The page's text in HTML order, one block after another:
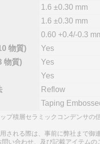
1.6 ±0.30 mm
1.6 ±0.30 mm
0.60 +0.4/-0.3
物質)
Yes
物質)
Yes
Yes
Reflow
Taping
プ積層セラミックコンデンサの
される際は、事前に弊社まで御
い合わせ、及び記載アイテムの